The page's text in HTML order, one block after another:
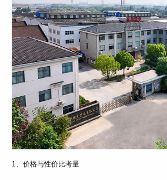
1、价格与性价比考量